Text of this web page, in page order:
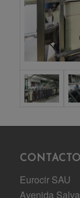
Eurocir SAU
Avenida